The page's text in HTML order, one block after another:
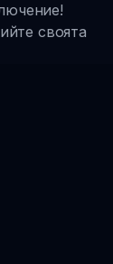
своята